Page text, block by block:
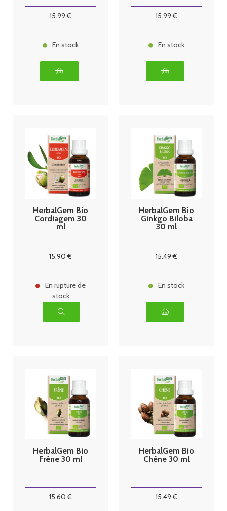
15.99 €
En stock
15.99 €
En stock
HerbalGem Bio
Cordiagem 30
ml
15.90 €
En rupture de
stock
HerbalGem Bio
Ginkgo Biloba
30 ml
15.49 €
En stock
HerbalGem Bio
Frêne 30 ml
15.60 €
HerbalGem Bio
Chêne 30 ml
15.49 €